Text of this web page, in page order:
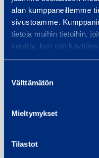
alan kumppaneillemme
sivustoamme.
tietoja muihin tietoihin,
kerätty, kun olet
valinta
Välttämätön
Mieltymykset
Tilastot
Top 10 Best
PRESS RELEASES